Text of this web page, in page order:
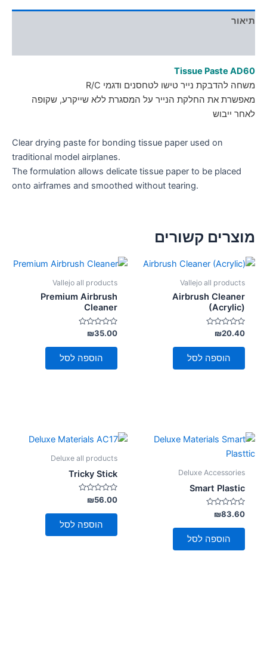
תיאור
Tissue Paste AD60
משחה להדבקת נייר טישו לטחסנים ודגמי R/C
מאפשרת את החלקת הנייר על המסגרת ללא שייקרע, שקופה
לאחר ייבוש
Clear drying paste for bonding tissue paper used on
traditional model airplanes.
The formulation allows delicate tissue paper to be placed
onto airframes and smoothed without tearing.
מוצרים קשורים
Vallejo all products
Airbrush Cleaner
(Acrylic)
דורג
0
מתוך
₪20.40
הוספה לסל
Vallejo all products
Premium Airbrush
Cleaner
דורג
0
מתוך
₪35.00
הוספה לסל
Deluxe Accessories
Smart Plastic
דורג
0
מתוך
₪83.60
הוספה לסל
Deluxe all products
Tricky Stick
דורג
0
מתוך
₪56.00
הוספה לסל